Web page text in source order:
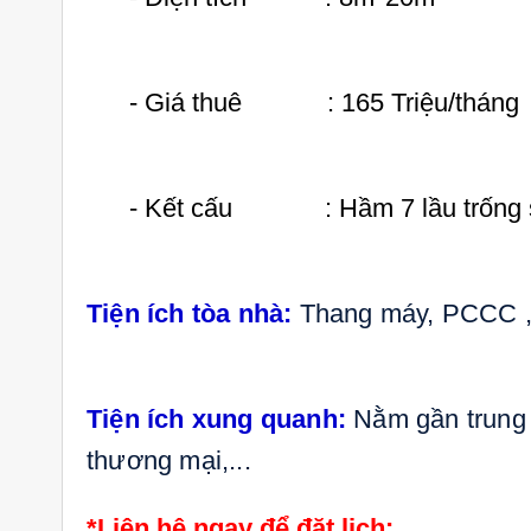
- Giá thuê : 165 Triệu/tháng
- Kết cấu : Hầm 7 lầu trống
Tiện ích tòa nhà: Thang máy, PCCC
Tiện ích xung quanh: Nằm gần
thương mại,...
Cho Thuê Nhà Khu Verosa
2 lầu 102m2 3